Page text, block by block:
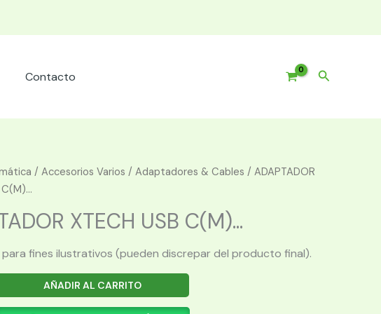
Contacto Buscar
/ Accesorios Varios / Adaptadores & Cables / ADAPTADOR
XTECH USB C(M)...
para fines ilustrativos (pueden discrepar del producto final).
AÑADIR AL CARRITO